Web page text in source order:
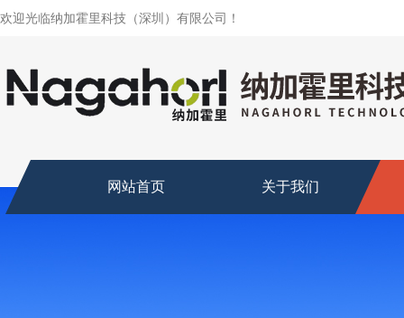
欢迎光临纳加霍里科技（深圳）有限公司！
网站首页 关于我们